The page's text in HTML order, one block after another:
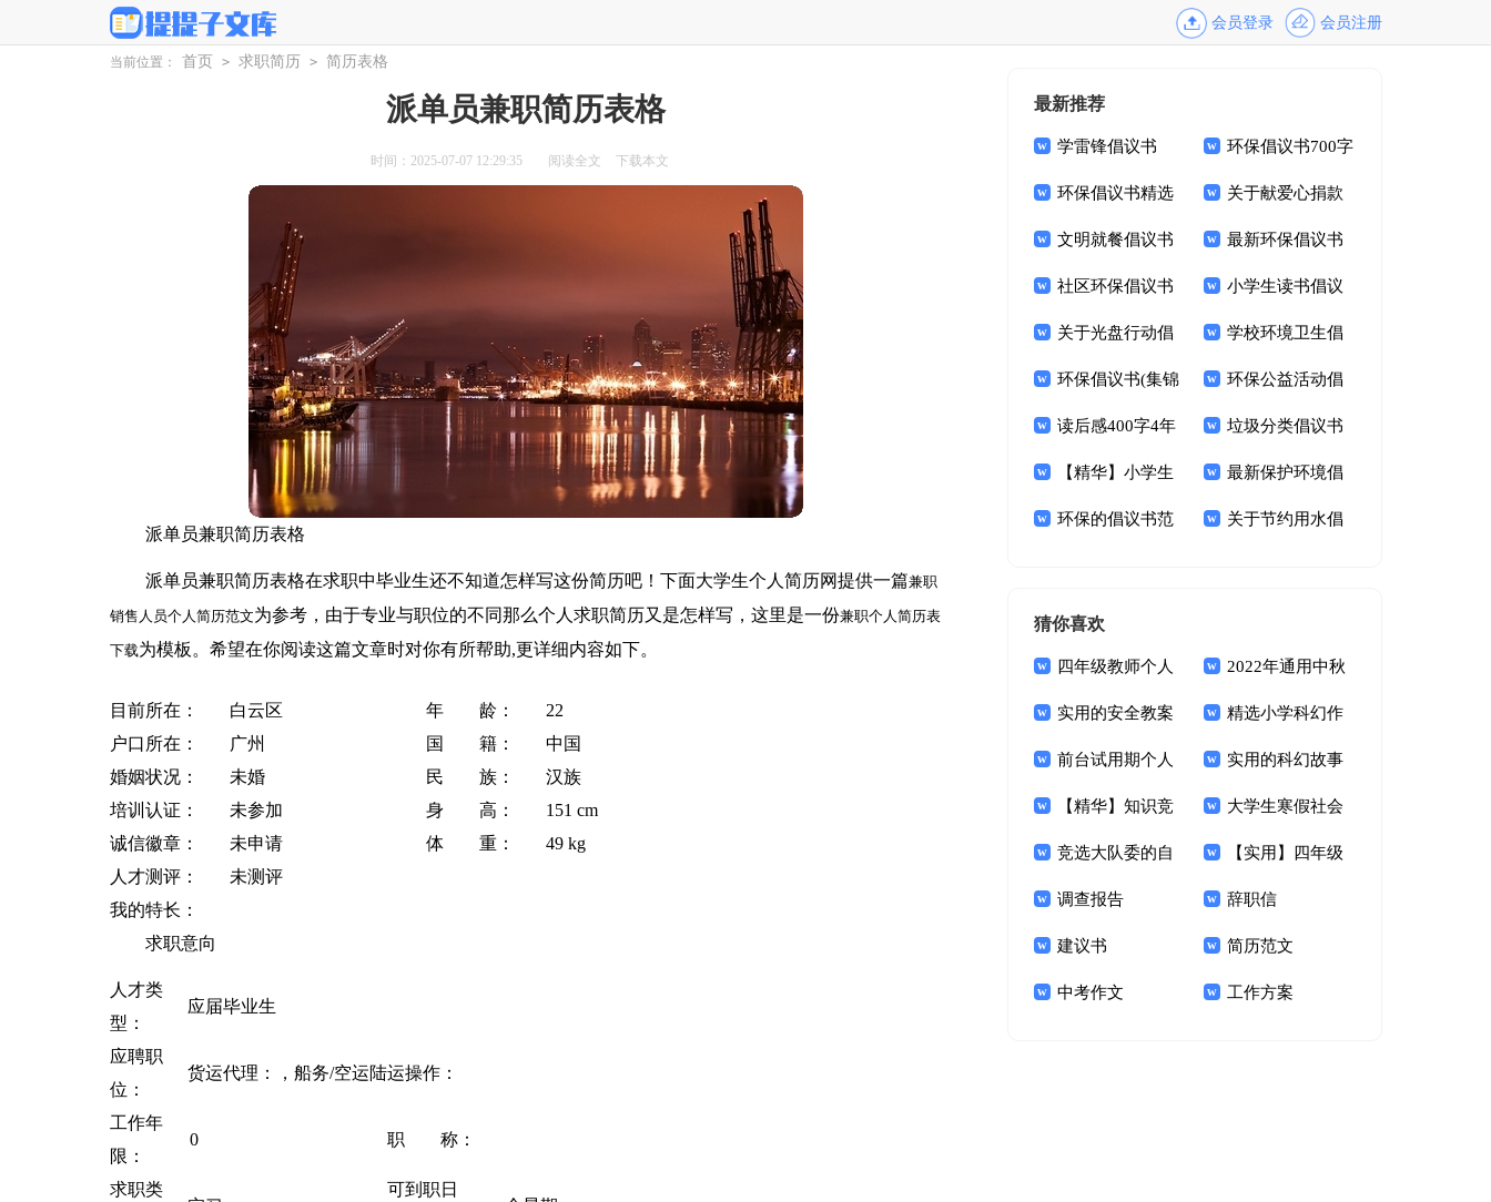
会员登录 会员注册
当前位置： 首页 > 求职简历 > 简历表格
派单员兼职简历表格
时间：2025-07-07 12:29:35 阅读全文 下载本文
派单员兼职简历表格
派单员兼职简历表格在求职中毕业生还不知道怎样写这份简历吧！下面大学生个人简历网提供一篇兼职
销售人员个人简历范文为参考，由于专业与职位的不同那么个人求职简历又是怎样写，这里是一份兼职个人简历表
下载为模板。希望在你阅读这篇文章时对你有所帮助,更详细内容如下。
目前所在： 白云区 年 龄：
22
户口所在：
广州 国 籍：
中国
婚姻状况：
未婚 民 族：
汉族
培训认证：
未参加 身 高：
151 cm
诚信徽章：
未申请 体 重：
49 kg
人才测评：
未测评
我的特长：
求职意向
人才类
型：
应届毕业生
应聘职
位：
货运代理：，船务/空运陆运操作：
工作年
限：
0 职 称：
求职类
可到职日
最新推荐
学雷锋倡议书
1000字
环保倡议书700字
环保倡议书精选
15篇
关于献爱心捐款
倡议书范文9篇
文明就餐倡议书
范文锦集九篇
最新环保倡议书
社区环保倡议书
15篇
小学生读书倡议
书14篇
关于光盘行动倡
议书模板集合9篇
学校环境卫生倡
议书10篇
环保倡议书(集锦
15篇)
环保公益活动倡
议书
读后感400字4年
级
垃圾分类倡议书
(合集15篇)
【精华】小学生
文明倡议书3篇
最新保护环境倡
议书
环保的倡议书范 关于节约用水倡
猜你喜欢
四年级教师个人
总结
2022年通用中秋
节祝词合集85句
实用的安全教案
模板7篇
精选小学科幻作
文合集十篇
前台试用期个人
总结5篇_前台试用
期总结
实用的科幻故事
作文汇总六篇
【精华】知识竞
赛活动方案集锦7篇
大学生寒假社会
实践报告【精】
竞选大队委的自
我介绍15篇
【实用】四年级
叙事作文4篇
调查报告 辞职信
建议书 简历范文
中考作文 工作方案